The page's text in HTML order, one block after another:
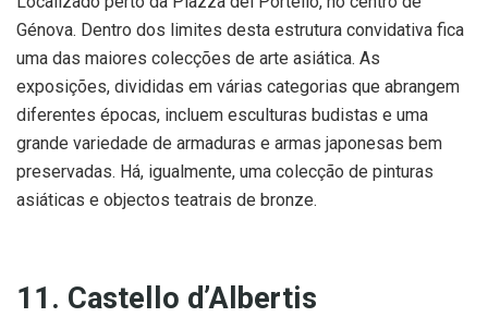
Génova. Dentro dos limites desta estrutura convidativa fica
uma das maiores colecções de arte asiática. As
exposições, divididas em várias categorias que abrangem
diferentes épocas, incluem esculturas budistas e uma
grande variedade de armaduras e armas japonesas bem
preservadas. Há, igualmente, uma colecção de pinturas
asiáticas e objectos teatrais de bronze.
11. Castello d’Albertis